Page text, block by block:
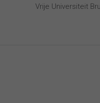
Vrije Universiteit